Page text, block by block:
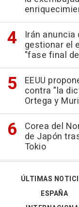
Irán anuncia
gestionar el
"fase final
EEUU
contra "la
Ortega y
Corea del
de Japón
Tokio
ÚLTIMAS
ESPAÑA